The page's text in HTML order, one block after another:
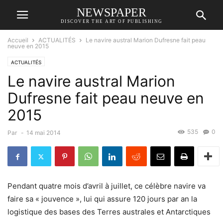
NEWSPAPER
DISCOVER THE ART OF PUBLISHING
Accueil ACTUALITÉS
Le navire austral Marion Dufresne fait peau
neuve en 2015
ACTUALITÉS
Le navire austral Marion
Dufresne fait peau neuve en
2015
Par - 14 mai 2014 0
535
Pendant quatre mois d’avril à juillet, ce célèbre navire va
faire sa « jouvence », lui qui assure 120 jours par an la
logistique des bases des Terres australes et Antarctiques